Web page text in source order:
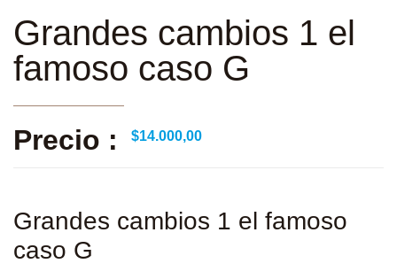
Grandes cambios 1 el
famoso caso G
Precio : $14.000,00
Grandes cambios 1 el famoso
caso G